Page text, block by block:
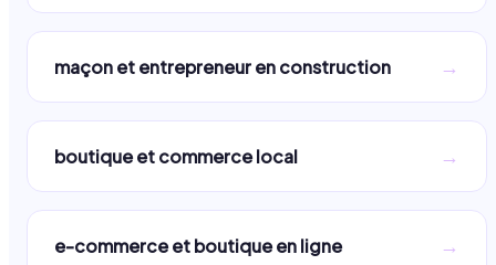
maçon et entrepreneur en construction →
boutique et commerce local →
e-commerce et boutique en ligne →